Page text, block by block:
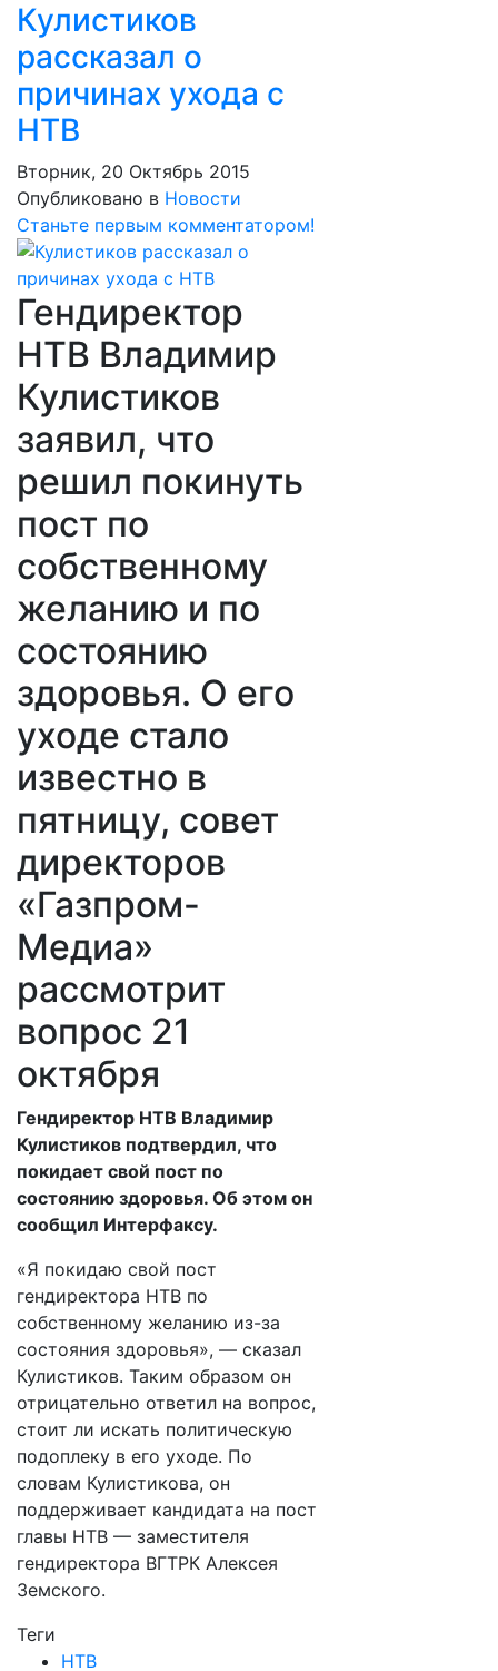
Кулистиков
рассказал о
причинах ухода с
НТВ
Вторник, 20 Октябрь 2015
Опубликовано в Новости
Станьте первым комментатором!
Гендиректор
НТВ Владимир
Кулистиков
заявил, что
решил покинуть
пост по
собственному
желанию и по
состоянию
здоровья. О его
уходе стало
известно в
пятницу, совет
директоров
«Газпром-
Медиа»
рассмотрит
вопрос 21
октября
​Гендиректор НТВ Владимир
Кулистиков подтвердил, что
покидает свой пост по
состоянию здоровья. Об этом он
сообщил Интерфаксу.
«Я покидаю свой пост
гендиректора НТВ по
собственному желанию из-за
состояния здоровья», — сказал
Кулистиков. Таким образом он
отрицательно ответил на вопрос,
стоит ли искать политическую
подоплеку в его уходе. По
словам Кулистикова, он
поддерживает кандидата на пост
главы НТВ — заместителя
гендиректора ВГТРК Алексея
Земского.
Теги
НТВ